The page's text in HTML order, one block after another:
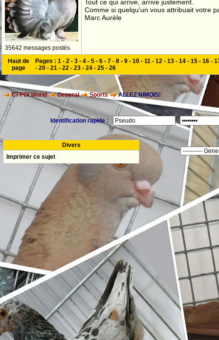
35642 messages postés
Tout ce qui arrive, arrive justement.
Comme si quelqu'un vous attribuait votre
Marc Aurèle
Haut de
page
Pages : 1 - 2 - 3 - 4 - 5 - 6 - 7 - 8 - 9 - 10 - 11 - 12 - 13 - 14 - 15 - 16 -
- 20 - 21 - 22 - 23 - 24 - 25 - 26
CFPOI World General Sports ALLEZ NIMOIS!
Identification rapide :
Divers
Imprimer ce sujet